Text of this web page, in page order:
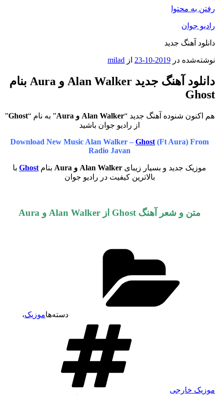
رفتن به محتوا
رادیو جوان
دانلود آهنگ جدید
نوشته‌شده در 2019-10-23 از milad
دانلود آهنگ جدید Alan Walker و Aura بنام
Ghost
هم اکنون شنوده آهنگ جدید “Alan Walker و Aura ” به نام “Ghost
”
از رادیو جوان باشید
Download New Music Alan Walker – Ghost (Ft Aura) From
Radio Javan
موزیک جدید و بسیار زیبای Alan Walker و Aura بنام Ghost با
بالاترین کیفیت در رادیو جوان
متن و شعر آهنگ Ghost از Alan Walker و Aura
دسته‌هاموزیک،
موزیک خارجی